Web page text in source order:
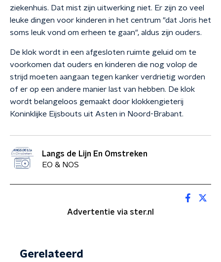
ziekenhuis. Dat mist zijn uitwerking niet. Er zijn zo veel
leuke dingen voor kinderen in het centrum "dat Joris het
soms leuk vond om erheen te gaan", aldus zijn ouders.
De klok wordt in een afgesloten ruimte geluid om te
voorkomen dat ouders en kinderen die nog volop de
strijd moeten aangaan tegen kanker verdrietig worden
of er op een andere manier last van hebben. De klok
wordt belangeloos gemaakt door klokkengieterij
Koninklijke Eijsbouts uit Asten in Noord-Brabant.
Langs de Lijn En Omstreken
EO & NOS
Advertentie via ster.nl
Gerelateerd